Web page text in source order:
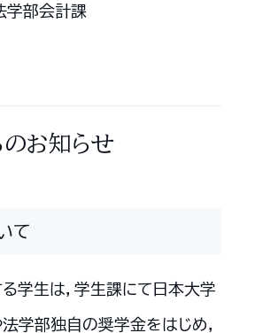
学部会計課
お知らせ
て
学生は，学生課にて日本大学
学部独自の奨学金をはじめ，